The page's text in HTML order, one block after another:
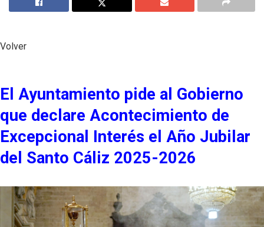
Volver
El Ayuntamiento pide al Gobierno
que declare Acontecimiento de
Excepcional Interés el Año Jubilar
del Santo Cáliz 2025-2026